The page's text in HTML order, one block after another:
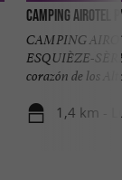
Camping Airotel
CAMPING
ESQUIÈZE-
corazón de los
1,4 km -